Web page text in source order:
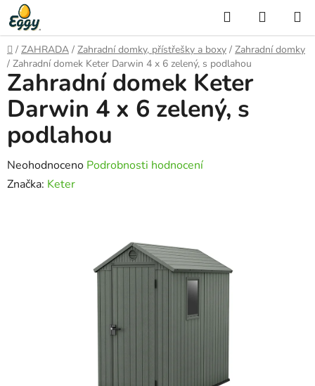
Přejít
na
obsah
Hledat
KOŠÍK
Domů
/ ZAHRADA / Zahradní domky, přístřešky a boxy / Zahradní domky
/ Zahradní domek Keter Darwin 4 x 6 zelený, s podlahou
Zahradní domek Keter
Darwin 4 x 6 zelený, s
podlahou
Průměrné
hodnocení
Neohodnoceno Podrobnosti hodnocení
Značka: Keter